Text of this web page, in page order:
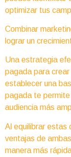
optimizar tus
Combinar
lograr un
Una estrategia
pagada para
establecer una
pagada te
audiencia más
Al equilibrar estas
ventajas de
manera más